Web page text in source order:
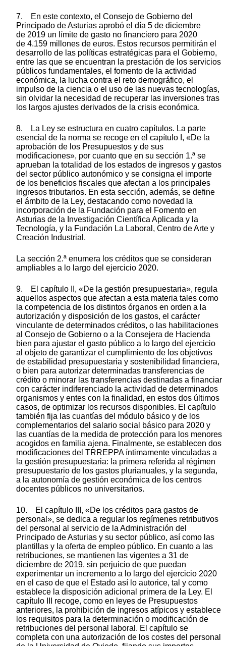
7. En este contexto, el Consejo de Gobierno del
Principado de Asturias aprobó el día 5 de diciembre
de 2019 un límite de gasto no financiero para 2020
de 4.159 millones de euros. Estos recursos permitirán el
desarrollo de las políticas estratégicas para el Gobierno,
entre las que se encuentran la prestación de los servicios
públicos fundamentales, el fomento de la actividad
económica, la lucha contra el reto demográfico, el
impulso de la ciencia o el uso de las nuevas tecnologías,
sin olvidar la necesidad de recuperar las inversiones tras
los largos ajustes derivados de la crisis económica.
8. La Ley se estructura en cuatro capítulos. La parte
esencial de la norma se recoge en el capítulo I, «De la
aprobación de los Presupuestos y de sus
modificaciones», por cuanto que en su sección 1.ª se
aprueban la totalidad de los estados de ingresos y gastos
del sector público autonómico y se consigna el importe
de los beneficios fiscales que afectan a los principales
ingresos tributarios. En esta sección, además, se define
el ámbito de la Ley, destacando como novedad la
incorporación de la Fundación para el Fomento en
Asturias de la Investigación Científica Aplicada y la
Tecnología, y la Fundación La Laboral, Centro de Arte y
Creación Industrial.
La sección 2.ª enumera los créditos que se consideran
ampliables a lo largo del ejercicio 2020.
9. El capítulo II, «De la gestión presupuestaria», regula
aquellos aspectos que afectan a esta materia tales como
la competencia de los distintos órganos en orden a la
autorización y disposición de los gastos, el carácter
vinculante de determinados créditos, o las habilitaciones
al Consejo de Gobierno o a la Consejera de Hacienda
bien para ajustar el gasto público a lo largo del ejercicio
al objeto de garantizar el cumplimiento de los objetivos
de estabilidad presupuestaria y sostenibilidad financiera,
o bien para autorizar determinadas transferencias de
crédito o minorar las transferencias destinadas a financiar
con carácter indiferenciado la actividad de determinados
organismos y entes con la finalidad, en estos dos últimos
casos, de optimizar los recursos disponibles. El capítulo
también fija las cuantías del módulo básico y de los
complementarios del salario social básico para 2020 y
las cuantías de la medida de protección para los menores
acogidos en familia ajena. Finalmente, se establecen dos
modificaciones del TRREPPA íntimamente vinculadas a
la gestión presupuestaria: la primera referida al régimen
presupuestario de los gastos plurianuales, y la segunda,
a la autonomía de gestión económica de los centros
docentes públicos no universitarios.
10. El capítulo III, «De los créditos para gastos de
personal», se dedica a regular los regímenes retributivos
del personal al servicio de la Administración del
Principado de Asturias y su sector público, así como las
plantillas y la oferta de empleo público. En cuanto a las
retribuciones, se mantienen las vigentes a 31 de
diciembre de 2019, sin perjuicio de que puedan
experimentar un incremento a lo largo del ejercicio 2020
en el caso de que el Estado así lo autorice, tal y como
establece la disposición adicional primera de la Ley. El
capítulo III recoge, como en leyes de Presupuestos
anteriores, la prohibición de ingresos atípicos y establece
los requisitos para la determinación o modificación de
retribuciones del personal laboral. El capítulo se
completa con una autorización de los costes del personal